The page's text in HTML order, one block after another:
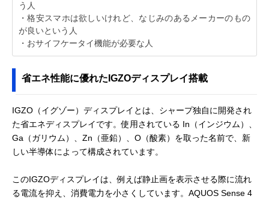
う人
・格安スマホは欲しいけれど、なじみのあるメーカーのもの
が良いという人
・おサイフケータイ機能が必要な人
省エネ性能に優れたIGZOディスプレイ搭載
IGZO（イグゾー）ディスプレイとは、シャープ独自に開発され
た省エネディスプレイです。使用されている In（インジウム）、
Ga（ガリウム）、Zn（亜鉛）、O（酸素）を取った名前で、新
しい半導体によって構成されています。
このIGZOディスプレイは、例えば静止画を表示させる際に流れ
る電流を抑え、消費電力を小さくしています。AQUOS Sense 4